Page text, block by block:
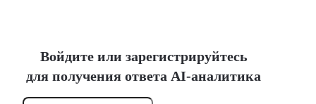
Войдите или зарегистрируйтесь
для получения ответа AI-аналитика